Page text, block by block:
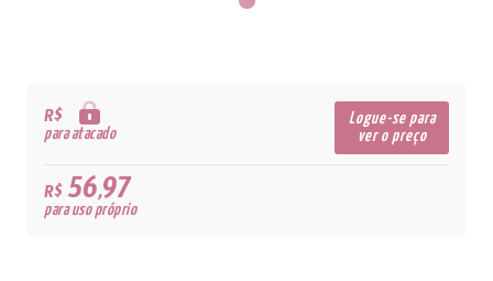
R$
para atacado
Logue-se para
ver o preço
R$56,97
para uso próprio